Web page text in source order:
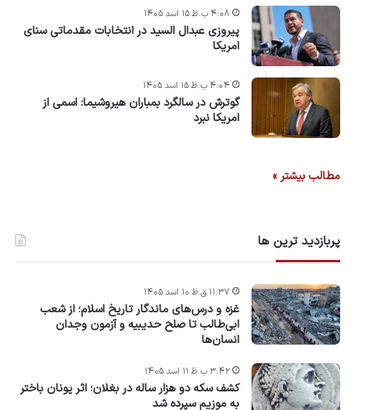
پیروزی عبدال السید در انتخابات مقدماتی سنای
امریکا
۴:۰۸ ب.ظ ۱۵ اسد ۱۴۰۵
گوترش در سالگرد بمباران هیروشیما: اسمی از
امریکا نبرد
۴:۰۴ ب.ظ ۱۵ اسد ۱۴۰۵
مطالب بیشتر »
پربازدید ترین ها
غزه و درس‌های ماندگار تاریخ اسلام؛ از شعب
ابی‌طالب تا صلح حدیبیه و آزمون وجدان
انسان‌ها
۱۱:۳۷ ق.ظ ۱۰ اسد ۱۴۰۵
کشف سکه دو هزار ساله در بغلان؛ اثر یونان باختر
به موزیم سپرده شد
۳:۴۲ ب.ظ ۱۱ اسد ۱۴۰۵